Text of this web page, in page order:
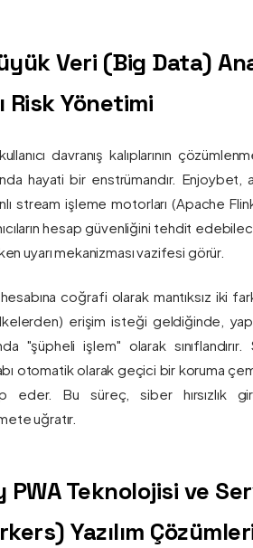
Veri (Big Data)
Risk Yönetimi
davranış kalıplarının
hayati bir enstrümandır. Enjoybet,
stream işleme motorları (Apache Flink
hesap güvenliğini tehdit
uyarı mekanizması vazifesi görür.
coğrafi olarak mantıksız iki
erişim isteği geldiğinde,
"şüpheli işlem" olarak sınıflandırır.
otomatik olarak geçici bir koruma
eder. Bu süreç, siber hırsızlık
uğratır.
PWA Teknolojisi ve
Yazılım